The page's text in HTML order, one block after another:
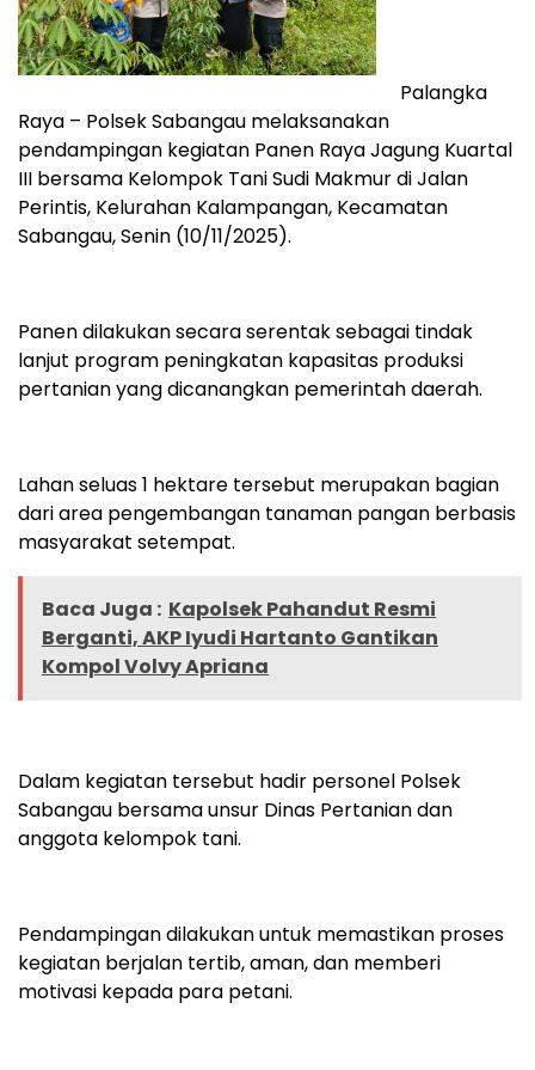
Palangka
Raya – Polsek Sabangau melaksanakan
pendampingan kegiatan Panen Raya Jagung Kuartal
III bersama Kelompok Tani Sudi Makmur di Jalan
Perintis, Kelurahan Kalampangan, Kecamatan
Sabangau, Senin (10/11/2025).
Panen dilakukan secara serentak sebagai tindak
lanjut program peningkatan kapasitas produksi
pertanian yang dicanangkan pemerintah daerah.
Lahan seluas 1 hektare tersebut merupakan bagian
dari area pengembangan tanaman pangan berbasis
masyarakat setempat.
Baca Juga : Kapolsek Pahandut Resmi
Berganti, AKP Iyudi Hartanto Gantikan
Kompol Volvy Apriana
Dalam kegiatan tersebut hadir personel Polsek
Sabangau bersama unsur Dinas Pertanian dan
anggota kelompok tani.
Pendampingan dilakukan untuk memastikan proses
kegiatan berjalan tertib, aman, dan memberi
motivasi kepada para petani.